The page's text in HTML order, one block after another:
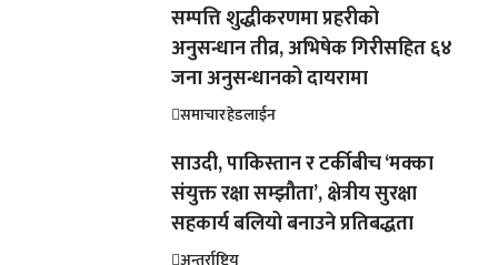
सम्पत्ति शुद्धीकरणमा प्रहरीको
अनुसन्धान तीव्र, अभिषेक गिरीसहित ६४
जना अनुसन्धानको दायरामा
समाचारहेडलाईन
साउदी, पाकिस्तान र टर्कीबीच ‘मक्का
संयुक्त रक्षा सम्झौता’, क्षेत्रीय सुरक्षा
सहकार्य बलियो बनाउने प्रतिबद्धता
अन्तर्राष्ट्रिय